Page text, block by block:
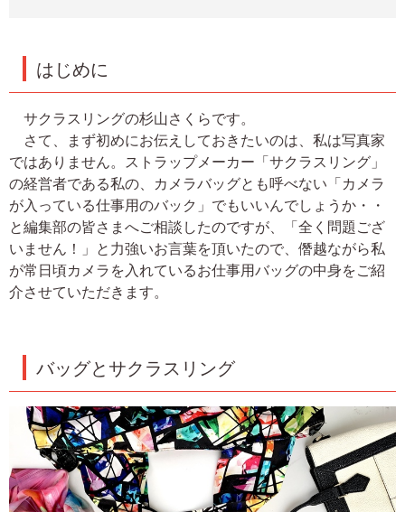
はじめに
サクラスリングの杉山さくらです。
さて、まず初めにお伝えしておきたいのは、私は写真家
ではありません。ストラップメーカー「サクラスリング」
の経営者である私の、カメラバッグとも呼べない「カメラ
が入っている仕事用のバック」でもいいんでしょうか・・
と編集部の皆さまへご相談したのですが、「全く問題ござ
いません！」と力強いお言葉を頂いたので、僭越ながら私
が常日頃カメラを入れているお仕事用バッグの中身をご紹
介させていただきます。
バッグとサクラスリング